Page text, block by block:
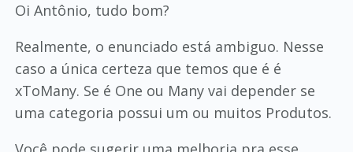
Oi Antônio, tudo bom?
Realmente, o enunciado está ambiguo. Nesse
caso a única certeza que temos que é é
xToMany. Se é One ou Many vai depender se
uma categoria possui um ou muitos Produtos.